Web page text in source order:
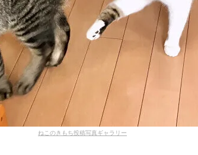
ねこのきもち投稿写真ギャラリー